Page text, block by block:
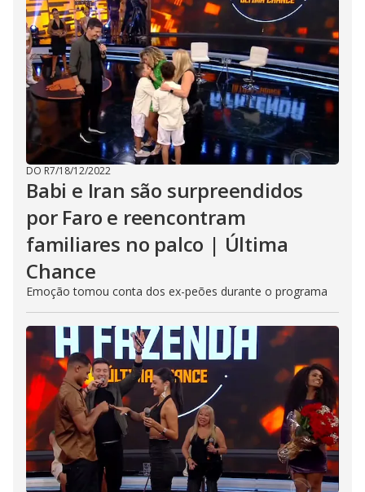
DO R7/18/12/2022
Babi e Iran são surpreendidos
por Faro e reencontram
familiares no palco | Última
Chance
Emoção tomou conta dos ex-peões durante o programa